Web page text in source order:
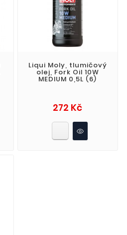
Liqui Moly, tlumičový
olej, Fork Oil 10W
MEDIUM 0,5L (6)
272 KčCena